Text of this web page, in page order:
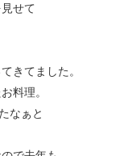
せて
きてました。
料理。
なぁと